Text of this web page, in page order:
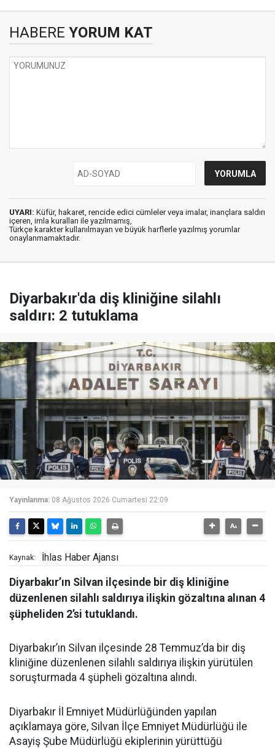
HABERE YORUM KAT
UYARI: Küfür, hakaret, rencide edici cümleler veya imalar, inançlara saldırı
içeren, imla kuralları ile yazılmamış,
Türkçe karakter kullanılmayan ve büyük harflerle yazılmış yorumlar
onaylanmamaktadır.
Diyarbakır'da diş kliniğine silahlı
saldırı: 2 tutuklama
Yayınlanma: 08 Ağustos 2026 Cumartesi 22:09
Kaynak: İhlas Haber Ajansı
Diyarbakır’ın Silvan ilçesinde bir diş kliniğine
düzenlenen silahlı saldırıya ilişkin gözaltına alınan 4
şüpheliden 2’si tutuklandı.
Diyarbakır’ın Silvan ilçesinde 28 Temmuz’da bir diş
kliniğine düzenlenen silahlı saldırıya ilişkin yürütülen
soruşturmada 4 şüpheli gözaltına alındı.
Diyarbakır İl Emniyet Müdürlüğünden yapılan
açıklamaya göre, Silvan İlçe Emniyet Müdürlüğü ile
Asayiş Şube Müdürlüğü ekiplerinin yürüttüğü